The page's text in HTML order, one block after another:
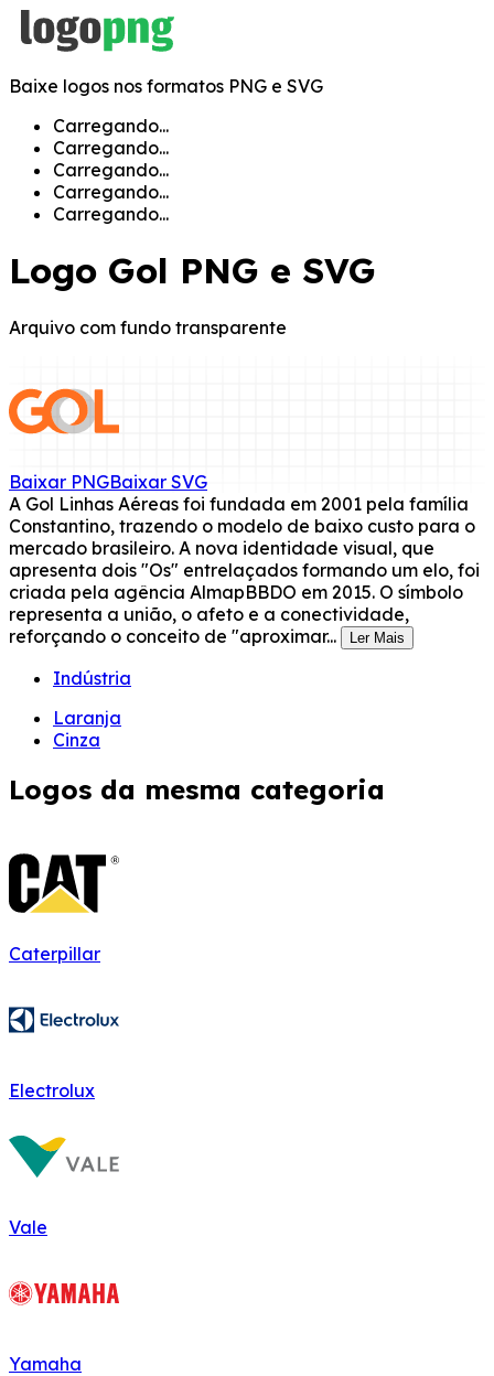
Baixe logos nos formatos PNG e SVG
Carregando...
Carregando...
Carregando...
Carregando...
Carregando...
Logo Gol PNG e SVG
Arquivo com fundo transparente
Baixar PNGBaixar SVG
A Gol Linhas Aéreas foi fundada em 2001 pela família
Constantino, trazendo o modelo de baixo custo para o
mercado brasileiro. A nova identidade visual, que
apresenta dois "Os" entrelaçados formando um elo, foi
criada pela agência AlmapBBDO em 2015. O símbolo
representa a união, o afeto e a conectividade,
reforçando o conceito de "aproximar...
Ler Mais
Indústria
Laranja
Cinza
Logos da mesma categoria
Caterpillar
Electrolux
Vale
Yamaha